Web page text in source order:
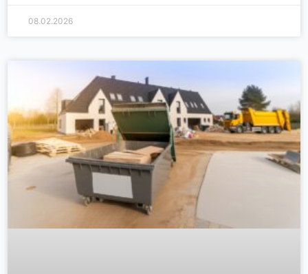
08.02.2026